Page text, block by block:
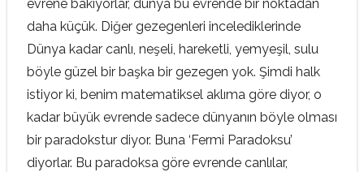
evrene bakıyorlar, dünya bu evrende bir noktadan
daha küçük. Diğer gezegenleri incelediklerinde
Dünya kadar canlı, neşeli, hareketli, yemyeşil, sulu
böyle güzel bir başka bir gezegen yok. Şimdi halk
istiyor ki, benim matematiksel aklıma göre diyor, o
kadar büyük evrende sadece dünyanın böyle olması
bir paradokstur diyor. Buna ‘Fermi Paradoksu’
diyorlar. Bu paradoksa göre evrende canlılar,